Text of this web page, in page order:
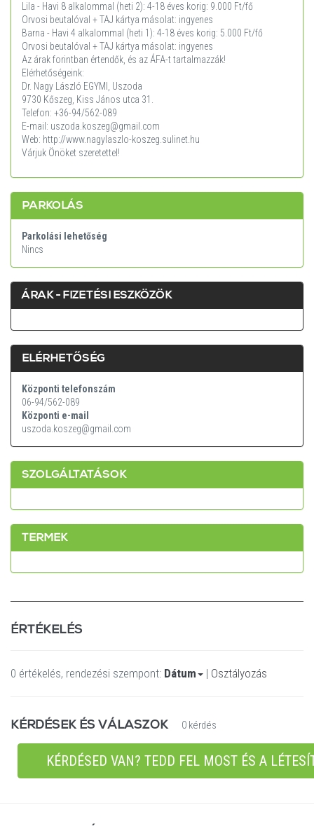
Lila - Havi 8 alkalommal (heti 2): 4-18 éves korig: 9.000 Ft/fő
Orvosi beutalóval + TAJ kártya másolat: ingyenes
Barna - Havi 4 alkalommal (heti 1): 4-18 éves korig: 5.000 Ft/fő
Orvosi beutalóval + TAJ kártya másolat: ingyenes
Az árak forintban értendők, és az ÁFA-t tartalmazzák!
Elérhetőségeink:
Dr. Nagy László EGYMI, Uszoda
9730 Kőszeg, Kiss János utca 31.
Telefon: +36-94/562-089
E-mail: uszoda.koszeg@gmail.com
Web: http://www.nagylaszlo-koszeg.sulinet.hu
Várjuk Önöket szeretettel!
PARKOLÁS
Parkolási lehetőség
Nincs
ÁRAK - FIZETÉSI ESZKÖZÖK
ELÉRHETŐSÉG
Központi telefonszám
06-94/562-089
Központi e-mail
uszoda.koszeg@gmail.com
SZOLGÁLTATÁSOK
TERMEK
ÉRTÉKELÉS
0 értékelés, rendezési szempont: Dátum | Osztályozás
KÉRDÉSEK ÉS VÁLASZOK 0 kérdés
KÉRDÉSED VAN? TEDD FEL MOST ÉS A